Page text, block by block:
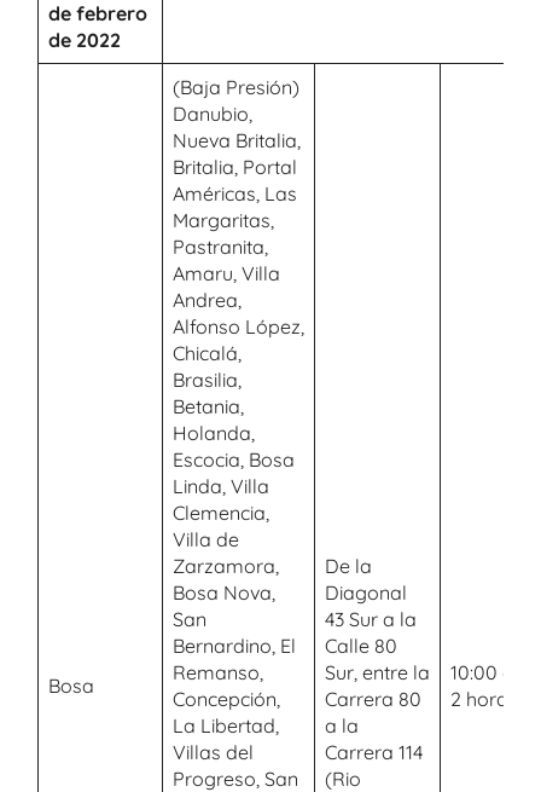
de febrero
de 2022
Bosa
(Baja Presión)
Danubio,
Nueva Britalia,
Britalia, Portal
Américas, Las
Margaritas,
Pastranita,
Amaru, Villa
Andrea,
Alfonso López,
Chicalá,
Brasilia,
Betania,
Holanda,
Escocia, Bosa
Linda, Villa
Clemencia,
Villa de
Zarzamora,
Bosa Nova,
San
Bernardino, El
Remanso,
Concepción,
La Libertad,
Villas del
Progreso, San
De la
Diagonal
43 Sur a la
Calle 80
Sur, entre la
Carrera 80
a la
Carrera 114
(Rio
10:00 a.m.
2 horas